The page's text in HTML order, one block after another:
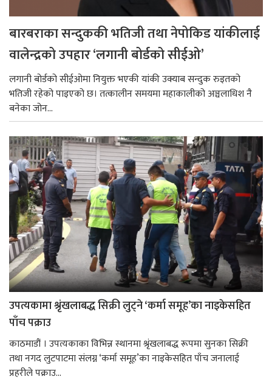
बारबराका सन्दुककी भतिजी तथा नेपोकिड यांकीलाई
वालेन्द्रको उपहार ‘लगानी बोर्डको सीईओ’
लगानी बोर्डको सीईओमा नियुक्त भएकी यांकी उक्याब सन्दुक रुइतको
भतिजी रहेको पाइएको छ। तत्कालीन समयमा महाकालीको अञ्चलाधिश नै
बनेका जोन...
उपत्यकामा श्रृंखलाबद्ध सिक्री लुट्ने ‘कर्मा समूह’का नाइकेसहित
पाँच पक्राउ
काठमाडौं । उपत्यकाका विभिन्न स्थानमा श्रृंखलाबद्ध रूपमा सुनका सिक्री
तथा नगद लुटपाटमा संलग्न ‘कर्मा समूह’का नाइकेसहित पाँच जनालाई
प्रहरीले पक्राउ...